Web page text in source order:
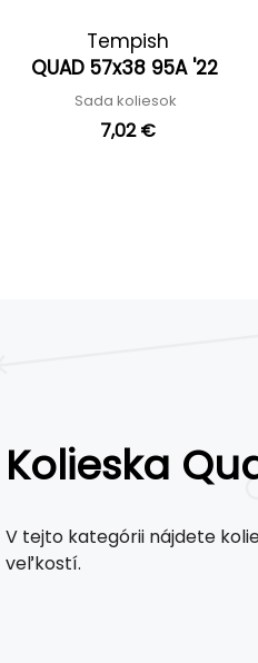
Tempish
QUAD 57x38 95A '22
Sada koliesok
7,02 €
Kolieska
V tejto kategórii nájdete
veľkostí.